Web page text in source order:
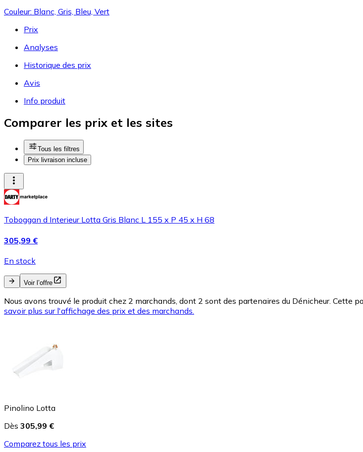
Couleur: Blanc, Gris, Bleu, Vert
Prix
Analyses
Historique des prix
Avis
Info produit
Comparer les prix et les sites
Tous les filtres
Prix livraison incluse
Toboggan d Interieur Lotta Gris Blanc L 155 x P 45 x H 68
305,99 €
En stock
Voir l’offre
Nous avons trouvé le produit chez 2 marchands, dont 2 sont des partenaires du Dénicheur. Cette
savoir plus sur l'affichage des prix et des marchands.
Pinolino Lotta
Dès 305,99 €
Comparez tous les prix